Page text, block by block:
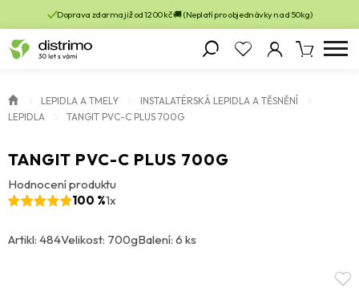
Doprava zdarma již od 1200 kč 🚚 (Neplatí pro objednávky nad 50kg)
LEPIDLA A TMELY
INSTALATÉRSKÁ LEPIDLA A TĚSNĚNÍ
LEPIDLA
TANGIT PVC-C PLUS 700G
TANGIT PVC-C PLUS 700G
Hodnocení produktu
100 %1x
Artikl: 484Velikost: 700gBalení: 6 ks